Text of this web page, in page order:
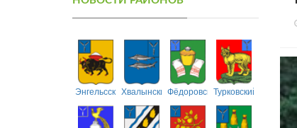
ЭнгельсскийХвалынскийФёдоровскийТурковский